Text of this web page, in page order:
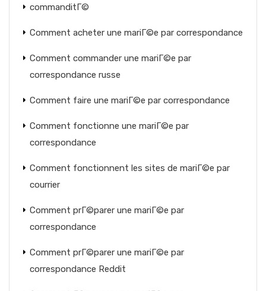
commanditГ©
Comment acheter une mariГ©e par correspondance
Comment commander une mariГ©e par
correspondance russe
Comment faire une mariГ©e par correspondance
Comment fonctionne une mariГ©e par
correspondance
Comment fonctionnent les sites de mariГ©e par
courrier
Comment prГ©parer une mariГ©e par
correspondance
Comment prГ©parer une mariГ©e par
correspondance Reddit